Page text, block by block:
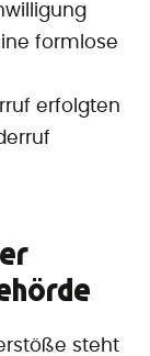
formlose
erfolgten
steht